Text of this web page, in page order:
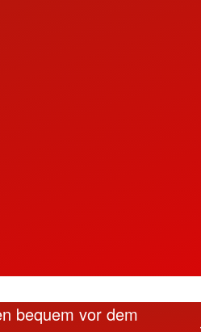
bequem vor dem